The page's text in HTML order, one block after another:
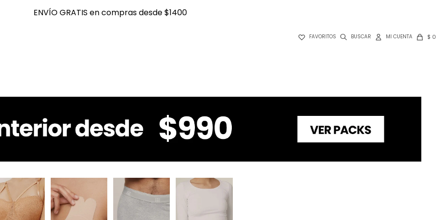
ENVÍO GRATIS en compras desde $1400
 FAVORITOS $ 0
ENVÍO GRATIS en compras desde $1400